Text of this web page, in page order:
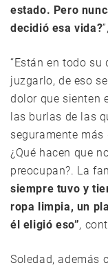
estado. Pero
decidió esa vida?
“Están en todo su
juzgarlo, de eso
dolor que sienten
las burlas de las
seguramente
¿Qué hacen que
preocupan?. La
siempre tuvo y
ropa limpia, un
él eligió eso”,
Soledad, además